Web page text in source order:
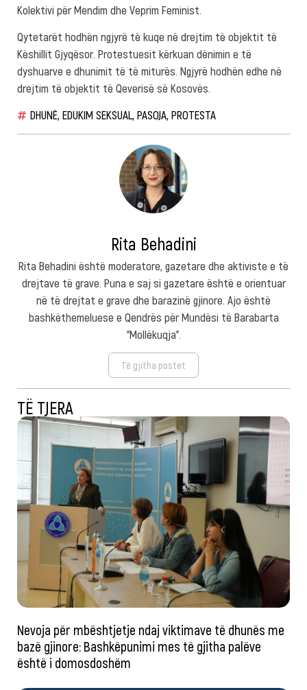
Kolektivi për Mendim dhe Veprim Feminist.
Qytetarët hodhën ngjyrë të kuqe në drejtim të objektit të
Këshillit Gjyqësor. Protestuesit kërkuan dënimin e të
dyshuarve e dhunimit të të miturës. Ngjyrë hodhën edhe në
drejtim të objektit të Qeverisë së Kosovës.
DHUNË, EDUKIM SEKSUAL, PASOJA, PROTESTA
Rita Behadini
Rita Behadini është moderatore, gazetare dhe aktiviste e të
drejtave të grave. Puna e saj si gazetare është e orientuar
në të drejtat e grave dhe barazinë gjinore. Ajo është
bashkëthemeluese e Qendrës për Mundësi të Barabarta
"Mollëkuqja".
Të gjitha postet
TË TJERA
Nevoja për mbështjetje ndaj viktimave të dhunës me
bazë gjinore: Bashkëpunimi mes të gjitha palëve
është i domosdoshëm